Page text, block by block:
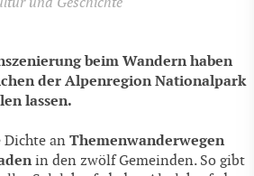
beim Wandern haben
der Alpenregion Nationalpark
lassen.
Dichte an Themenwanderwegen
in den zwölf Gemeinden. So gibt